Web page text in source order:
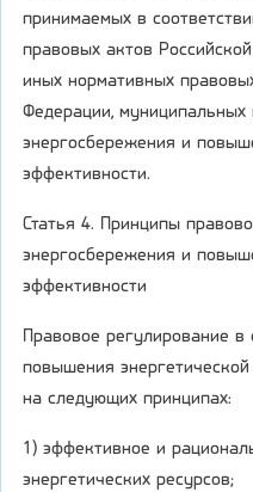
принимаемых в
правовых актов
иных нормативных
Федерации, муниципальных
энергосбережения и
эффективности.
Статья 4. Принципы
энергосбережения и
эффективности
Правовое регулирование в
повышения
на следующих принципах:
1) эффективное и
энергетических ресурсов;